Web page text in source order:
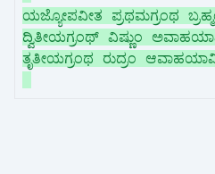
ಯಜ್ಯೋಪವೀತ ಪ್ರಥಮಗ್ರಂಥ
ದ್ವಿತೀಯಗ್ರಂಥ್ ವಿಷ್ಣುಂ
ತೃತೀಯಗ್ರಂಥ ರುದ್ರಂ